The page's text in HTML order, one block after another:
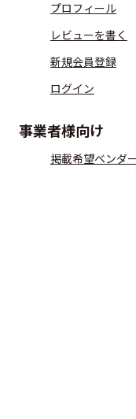
プロフィール
レビューを書く
新規会員登録
ログイン
事業者様向け
掲載希望ベンダ